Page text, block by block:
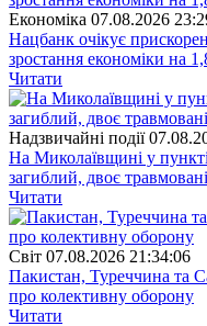
Економіка 07.08.2026
Нацбанк очікує
зростання економіки на
Читати
Надзвичайні події
На Миколаївщині у
загиблий, двоє травмовані
Читати
Свiт 07.08.2026 21:34:06
Пакистан, Туреччина та
про колективну оборону
Читати